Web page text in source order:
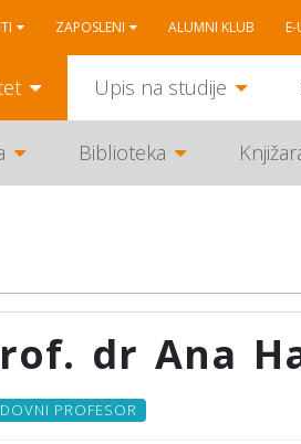
ZAPOSLENI ALUMNI KLUB E-
Upis na studije
Biblioteka
dr Ana
PROFESOR